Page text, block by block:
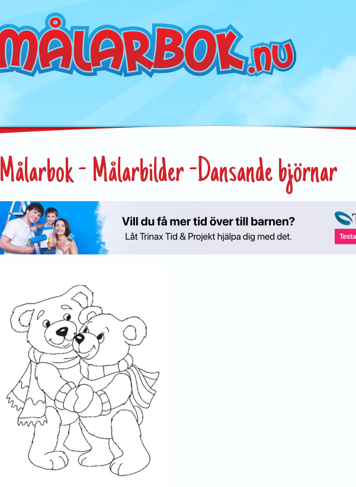
Målarbok - Målarbilder -Dansande björnar